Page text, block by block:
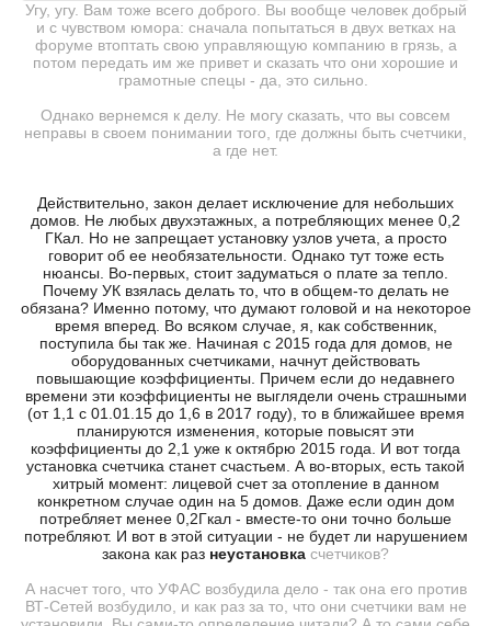
Угу, угу. Вам тоже всего доброго. Вы вообще человек добрый
и с чувством юмора: сначала попытаться в двух ветках на
форуме втоптать свою управляющую компанию в грязь, а
потом передать им же привет и сказать что они хорошие и
грамотные спецы - да, это сильно.
Однако вернемся к делу. Не могу сказать, что вы совсем
неправы в своем понимании того, где должны быть счетчики,
а где нет.
Действительно, закон делает исключение для небольших
домов. Не любых двухэтажных, а потребляющих менее 0,2
ГКал. Но не запрещает установку узлов учета, а просто
говорит об ее необязательности. Однако тут тоже есть
нюансы. Во-первых, стоит задуматься о плате за тепло.
Почему УК взялась делать то, что в общем-то делать не
обязана? Именно потому, что думают головой и на некоторое
время вперед. Во всяком случае, я, как собственник,
поступила бы так же. Начиная с 2015 года для домов, не
оборудованных счетчиками, начнут действовать
повышающие коэффициенты. Причем если до недавнего
времени эти коэффициенты не выглядели очень страшными
(от 1,1 с 01.01.15 до 1,6 в 2017 году), то в ближайшее время
планируются изменения, которые повысят эти
коэффициенты до 2,1 уже к октябрю 2015 года. И вот тогда
установка счетчика станет счастьем. А во-вторых, есть такой
хитрый момент: лицевой счет за отопление в данном
конкретном случае один на 5 домов. Даже если один дом
потребляет менее 0,2Гкал - вместе-то они точно больше
потребляют. И вот в этой ситуации - не будет ли нарушением
закона как раз неустановка счетчиков?
А насчет того, что УФАС возбудила дело - так она его против
ВТ-Сетей возбудило, и как раз за то, что они счетчики вам не